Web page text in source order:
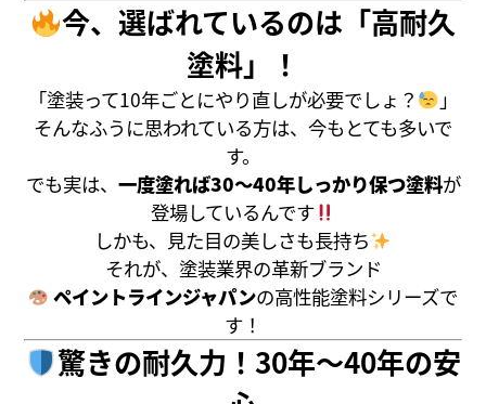
今、選ばれているのは「高耐久
塗料」！
「塗装って10年ごとにやり直しが必要でしょ？
」
そんなふうに思われている方は、今もとても多いで
す。
でも実は、 一度塗れば30〜40年しっかり保つ塗料が
登場しているんです
しかも、見た目の美しさも長持ち
それが、塗装業界の革新ブランド
ペイントラインジャパンの高性能塗料シリーズで
す！
驚きの耐久力！30年〜40年の安